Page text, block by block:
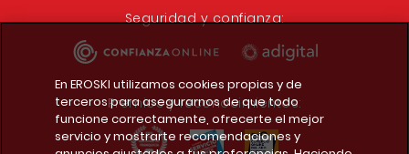
Seguridad y confianza:
Premios y reconocimientos:
En EROSKI utilizamos cookies propias y de
terceros para asegurarnos de que todo
funcione correctamente, ofrecerte el mejor
servicio y mostrarte recomendaciones y